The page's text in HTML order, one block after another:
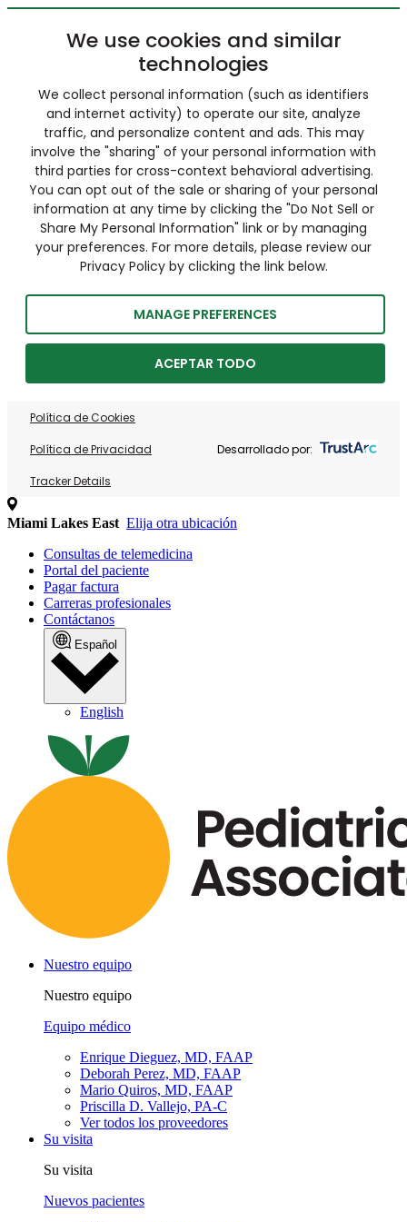
We use cookies and similar
technologies
We collect personal information (such as identifiers
and internet activity) to operate our site, analyze
traffic, and personalize content and ads. This may
involve the "sharing" of your personal information with
third parties for cross-context behavioral advertising.
You can opt out of the sale or sharing of your personal
information at any time by clicking the "Do Not Sell or
Share My Personal Information" link or by managing
your preferences. For more details, please review our
Privacy Policy by clicking the link below.
MANAGE PREFERENCES
ACEPTAR TODO
Política de Cookies
Política de Privacidad
Tracker Details
Desarrollado por:
Miami Lakes East Elija otra ubicación
Consultas de telemedicina
Portal del paciente
Pagar factura
Carreras profesionales
Contáctanos
Español
English
Nuestro equipo
Nuestro equipo
Equipo médico
Enrique Dieguez, MD, FAAP
Deborah Perez, MD, FAAP
Mario Quiros, MD, FAAP
Priscilla D. Vallejo, PA-C
Ver todos los proveedores
Su visita
Su visita
Nuevos pacientes